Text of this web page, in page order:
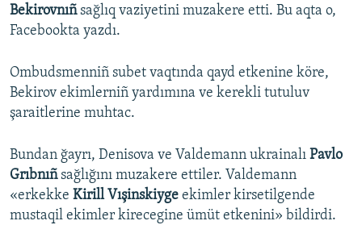
Bekirovnıñsağlıq vaziyetini muzakere etti. Bu aqta o,
Facebookta yazdı.
Ombudsmenniñ subet vaqtında qayd etkenine köre,
Bekirov ekimlerniñ yardımına ve kerekli tutuluv
şaraitlerine muhtac.
Bundan ğayrı, Denisova ve Valdemann ukrainalı Pavlo
Grıbnıñsağlığını muzakere ettiler. Valdemann
«erkekke Kirill Vışinskiyge ekimler kirsetilgende
mustaqil ekimler kirecegine ümüt etkenini» bildirdi.